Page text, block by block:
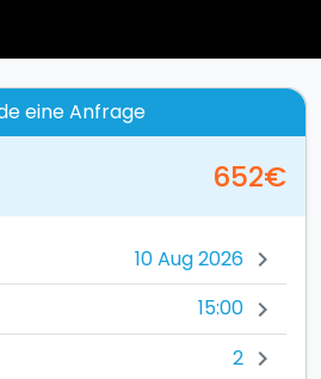
eine Anfrage
652€
chevron_right
15:00 chevron_right
2 chevron_right